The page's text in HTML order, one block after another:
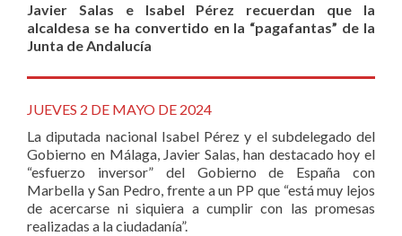
Javier Salas e Isabel Pérez recuerdan que la
alcaldesa se ha convertido en la “pagafantas” de la
Junta de Andalucía
JUEVES 2 DE MAYO DE 2024
La diputada nacional Isabel Pérez y el subdelegado del
Gobierno en Málaga, Javier Salas, han destacado hoy el
“esfuerzo inversor” del Gobierno de España con
Marbella y San Pedro, frente a un PP que “está muy lejos
de acercarse ni siquiera a cumplir con las promesas
realizadas a la ciudadanía”.